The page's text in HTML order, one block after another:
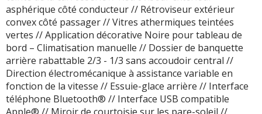
asphérique côté conducteur // Rétroviseur extérieur
convex côté passager // Vitres athermiques teintées
vertes // Application décorative Noire pour tableau de
bord – Climatisation manuelle // Dossier de banquette
arrière rabattable 2/3 - 1/3 sans accoudoir central //
Direction électromécanique à assistance variable en
fonction de la vitesse // Essuie-glace arrière // Interface
téléphone Bluetooth® // Interface USB compatible